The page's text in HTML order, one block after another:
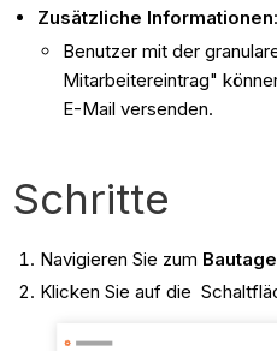
Zusätzliche Informationen:
Benutzer mit der
Mitarbeitereintrag"
E-Mail versenden.
Schritte
Navigieren Sie zum
Klicken Sie auf die